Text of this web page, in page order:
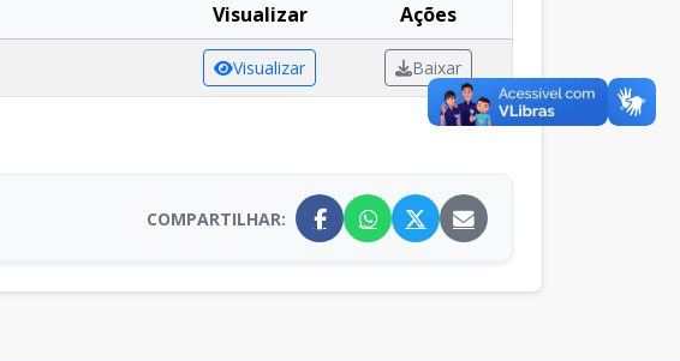
Visualizar
Ações
Visualizar Baixar
COMPARTILHAR: